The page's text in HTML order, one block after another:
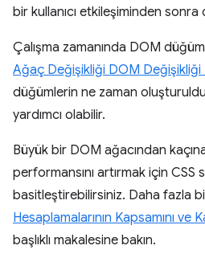
bir kullanıcı etkileşiminden
Çalışma zamanında DOM
Ağaç Değişikliği DOM Değişikliği
düğümlerin ne zaman
yardımcı olabilir.
Büyük bir DOM ağacından
performansını artırmak için CSS
basitleştirebilirsiniz. Daha fazla
Hesaplamalarının Kapsamını ve
başlıklı makalesine bakın.